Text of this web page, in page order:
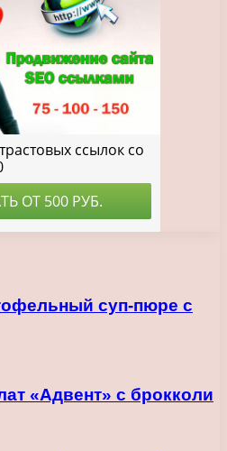
суп-пюре с
«Адвент» с брокколи